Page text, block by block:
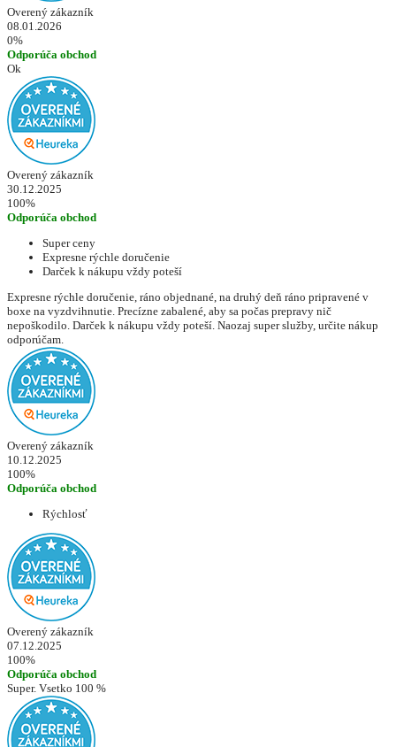
Overený zákazník
08.01.2026
0%
Odporúča obchod
Ok
Overený zákazník
30.12.2025
100%
Odporúča obchod
Super ceny
Expresne rýchle doručenie
Darček k nákupu vždy poteší
Expresne rýchle doručenie, ráno objednané, na druhý deň ráno pripravené v
boxe na vyzdvihnutie. Precízne zabalené, aby sa počas prepravy nič
nepoškodilo. Darček k nákupu vždy poteší. Naozaj super služby, určite nákup
odporúčam.
Overený zákazník
10.12.2025
100%
Odporúča obchod
Rýchlosť
Overený zákazník
07.12.2025
100%
Odporúča obchod
Super. Vsetko 100 %